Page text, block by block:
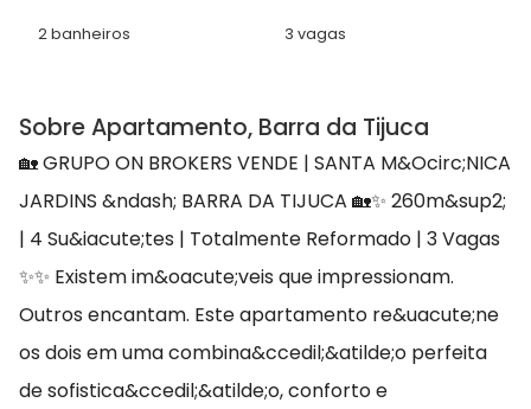
2 banheiros 3 vagas
Sobre Apartamento, Barra da Tijuca
🏡 GRUPO ON BROKERS VENDE | SANTA M&Ocirc;NICA
JARDINS &ndash; BARRA DA TIJUCA 🏡✨ 260m&sup2;
| 4 Su&iacute;tes | Totalmente Reformado | 3 Vagas
✨✨ Existem im&oacute;veis que impressionam.
Outros encantam. Este apartamento re&uacute;ne
os dois em uma combina&ccedil;&atilde;o perfeita
de sofistica&ccedil;&atilde;o, conforto e